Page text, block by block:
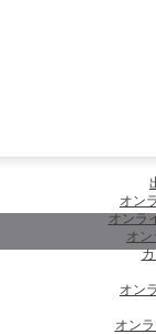
オン
オンラ
オ
オン
オン